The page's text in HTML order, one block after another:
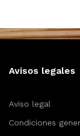
Avisos legales
Aviso legal
Condiciones